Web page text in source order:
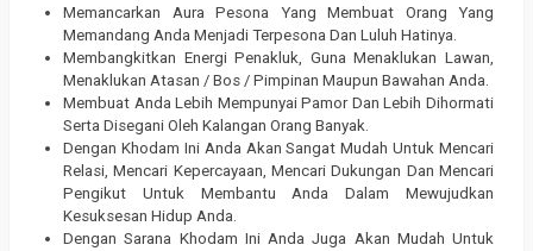
Memancarkan Aura Pesona Yang Membuat Orang Yang
Memandang Anda Menjadi Terpesona Dan Luluh Hatinya.
Membangkitkan Energi Penakluk, Guna Menaklukan Lawan,
Menaklukan Atasan / Bos / Pimpinan Maupun Bawahan Anda.
Membuat Anda Lebih Mempunyai Pamor Dan Lebih Dihormati
Serta Disegani Oleh Kalangan Orang Banyak.
Dengan Khodam Ini Anda Akan Sangat Mudah Untuk Mencari
Relasi, Mencari Kepercayaan, Mencari Dukungan Dan Mencari
Pengikut Untuk Membantu Anda Dalam Mewujudkan
Kesuksesan Hidup Anda.
Dengan Sarana Khodam Ini Anda Juga Akan Mudah Untuk